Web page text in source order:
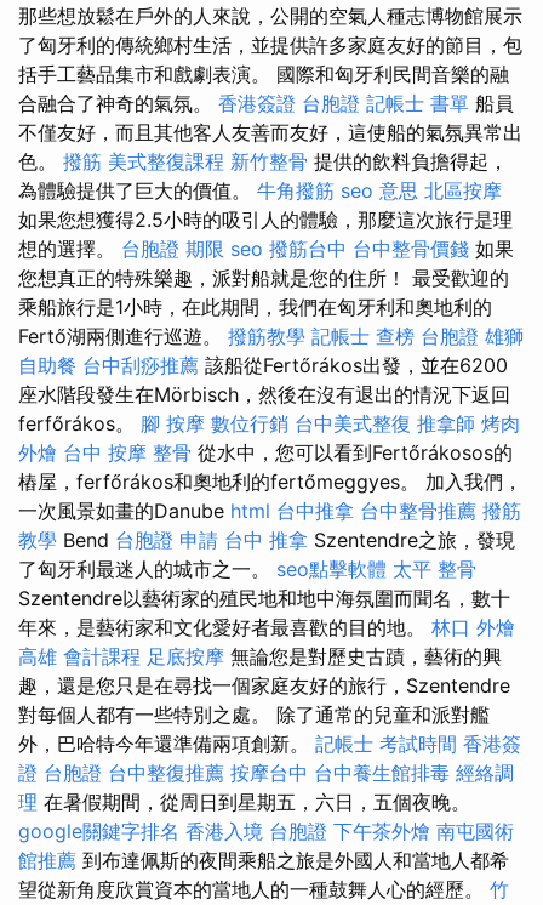
那些想放鬆在戶外的人來說，公開的空氣人種志博物館展示
了匈牙利的傳統鄉村生活，並提供許多家庭友好的節目，包
括手工藝品集市和戲劇表演。 國際和匈牙利民間音樂的融
合融合了神奇的氣氛。 香港簽證 台胞證 記帳士 書單 船員
不僅友好，而且其他客人友善而友好，這使船的氣氛異常出
色。 撥筋 美式整復課程 新竹整骨 提供的飲料負擔得起，
為體驗提供了巨大的價值。 牛角撥筋 seo 意思 北區按摩
如果您想獲得2.5小時的吸引人的體驗，那麼這次旅行是理
想的選擇。 台胞證 期限 seo 撥筋台中 台中整骨價錢 如果
您想真正的特殊樂趣，派對船就是您的住所！ 最受歡迎的
乘船旅行是1小時，在此期間，我們在匈牙利和奧地利的
Fertő湖兩側進行巡遊。 撥筋教學 記帳士 查榜 台胞證 雄獅
自助餐 台中刮痧推薦 該船從Fertőrákos出發，並在6200
座水階段發生在Mörbisch，然後在沒有退出的情況下返回
ferfőrákos。 腳 按摩 數位行銷 台中美式整復 推拿師 烤肉
外燴 台中 按摩 整骨 從水中，您可以看到Fertőrákosos的
樁屋，ferfőrákos和奧地利的fertőmeggyes。 加入我們，
一次風景如畫的Danube html 台中推拿 台中整骨推薦 撥筋
教學 Bend 台胞證 申請 台中 推拿 Szentendre之旅，發現
了匈牙利最迷人的城市之一。 seo點擊軟體 太平 整骨
Szentendre以藝術家的殖民地和地中海氛圍而聞名，數十
年來，是藝術家和文化愛好者最喜歡的目的地。 林口 外燴
高雄 會計課程 足底按摩 無論您是對歷史古蹟，藝術的興
趣，還是您只是在尋找一個家庭友好的旅行，Szentendre
對每個人都有一些特別之處。 除了通常的兒童和派對艦
外，巴哈特今年還準備兩項創新。 記帳士 考試時間 香港簽
證 台胞證 台中整復推薦 按摩台中 台中養生館排毒 經絡調
理 在暑假期間，從周日到星期五，六日，五個夜晚。
google關鍵字排名 香港入境 台胞證 下午茶外燴 南屯國術
館推薦 到布達佩斯的夜間乘船之旅是外國人和當地人都希
望從新角度欣賞資本的當地人的一種鼓舞人心的經歷。 竹